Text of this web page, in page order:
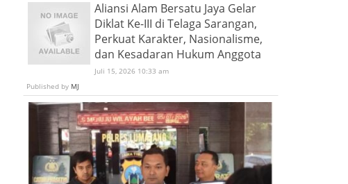
Aliansi Alam Bersatu Jaya Gelar
Diklat Ke-III di Telaga Sarangan,
Perkuat Karakter, Nasionalisme,
dan Kesadaran Hukum Anggota
Juli 15, 2026 10:33 am
Published by MJ